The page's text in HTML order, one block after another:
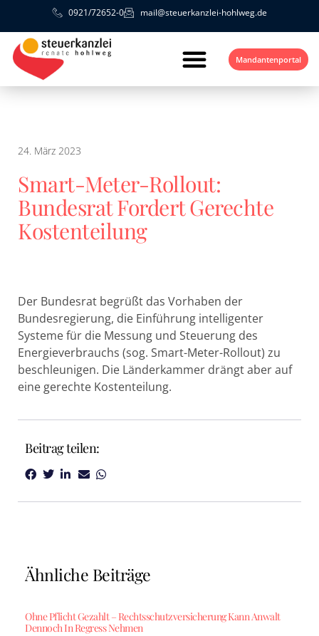
0921/72652-0 mail@steuerkanzlei-hohlweg.de
Mandantenportal
24. März 2023
Smart-Meter-Rollout:
Bundesrat Fordert Gerechte
Kostenteilung
Der Bundesrat begrüßt das Vorhaben der
Bundesregierung, die Einführung intelligenter
Systeme für die Messung und Steuerung des
Energieverbrauchs (sog. Smart-Meter-Rollout) zu
beschleunigen. Die Länderkammer drängt aber auf
eine gerechte Kostenteilung.
Beitrag teilen:
Ähnliche Beiträge
Ohne Pflicht Gezahlt – Rechtsschutzversicherung Kann Anwalt
Dennoch In Regress Nehmen